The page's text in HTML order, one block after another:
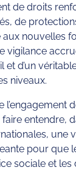
de droits
de
aux nouvelles
vigilance
et d’un
niveaux.
l’engagement
entendre,
une
pour que
sociale et les